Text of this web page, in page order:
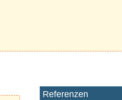
Referenzen